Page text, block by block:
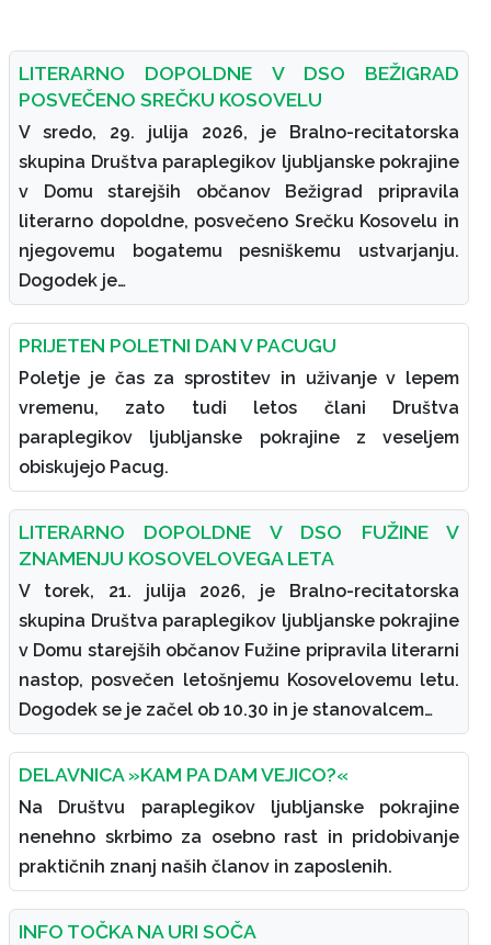
LITERARNO DOPOLDNE V DSO BEŽIGRAD
POSVEČENO SREČKU KOSOVELU
V sredo, 29. julija 2026, je Bralno-recitatorska
skupina Društva paraplegikov ljubljanske pokrajine
v Domu starejših občanov Bežigrad pripravila
literarno dopoldne, posvečeno Srečku Kosovelu in
njegovemu bogatemu pesniškemu ustvarjanju.
Dogodek je…
PRIJETEN POLETNI DAN V PACUGU
Poletje je čas za sprostitev in uživanje v lepem
vremenu, zato tudi letos člani Društva
paraplegikov ljubljanske pokrajine z veseljem
obiskujejo Pacug.
LITERARNO DOPOLDNE V DSO FUŽINE V
ZNAMENJU KOSOVELOVEGA LETA
V torek, 21. julija 2026, je Bralno-recitatorska
skupina Društva paraplegikov ljubljanske pokrajine
v Domu starejših občanov Fužine pripravila literarni
nastop, posvečen letošnjemu Kosovelovemu letu.
Dogodek se je začel ob 10.30 in je stanovalcem…
DELAVNICA »KAM PA DAM VEJICO?«
Na Društvu paraplegikov ljubljanske pokrajine
nenehno skrbimo za osebno rast in pridobivanje
praktičnih znanj naših članov in zaposlenih.
INFO TOČKA NA URI SOČA